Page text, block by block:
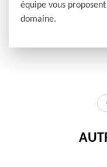
équipe vous
domaine.